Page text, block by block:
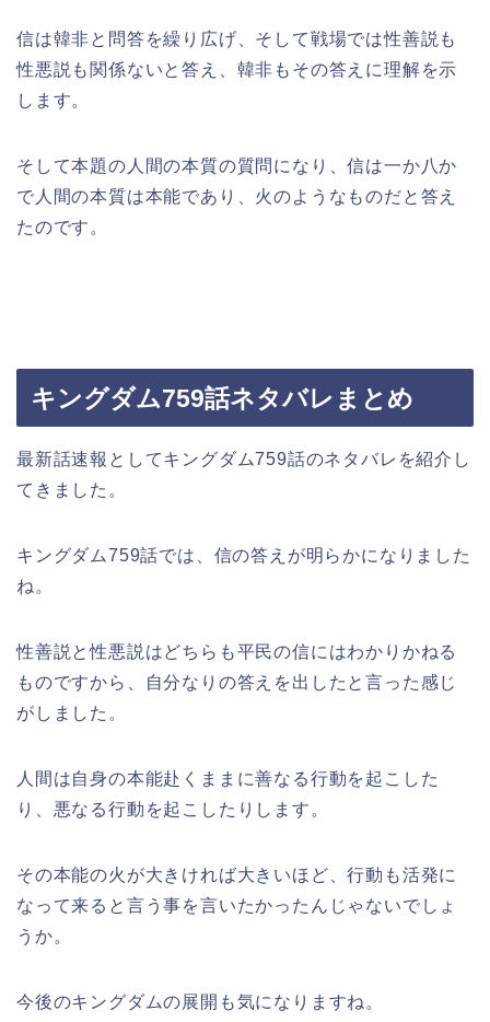
信は韓非と問答を繰り広げ、そして戦場では性善説も
性悪説も関係ないと答え、韓非もその答えに理解を示
します。
そして本題の人間の本質の質問になり、信は一か八か
で人間の本質は本能であり、火のようなものだと答え
たのです。
キングダム759話ネタバレまとめ
最新話速報としてキングダム759話のネタバレを紹介し
てきました。
キングダム759話では、信の答えが明らかになりました
ね。
性善説と性悪説はどちらも平民の信にはわかりかねる
ものですから、自分なりの答えを出したと言った感じ
がしました。
人間は自身の本能赴くままに善なる行動を起こした
り、悪なる行動を起こしたりします。
その本能の火が大きければ大きいほど、行動も活発に
なって来ると言う事を言いたかったんじゃないでしょ
うか。
今後のキングダムの展開も気になりますね。